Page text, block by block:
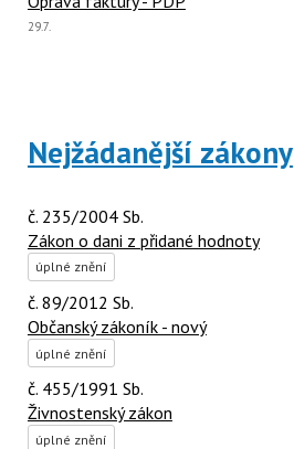
Poslední
29.7.
Nejžádanější zákony
č. 235/2004 Sb.
Zákon o dani z přidané hodnoty
úplné znění
č. 89/2012 Sb.
Občanský zákoník - nový
úplné znění
č. 455/1991 Sb.
Živnostenský zákon
úplné znění